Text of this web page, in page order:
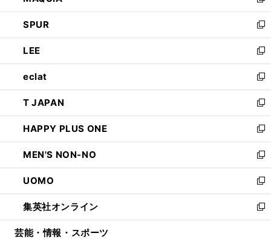
ウ
で
開
く
ン
ド
ウ
で
開
く
ウ
ィ
ン
ド
ウ
で
開
く
し
い
ウ
ィ
ン
ド
ウ
で
開
く
SPUR
新
し
い
ウ
ィ
ン
ド
ウ
で
開
く
LEE
新
し
い
ウ
ィ
ン
ド
ウ
で
開
く
eclat
新
し
い
ウ
ィ
ン
ド
ウ
で
開
く
T JAPAN
新
し
い
ウ
ィ
ン
ド
ウ
で
開
HAPPY PLUS ONE
新
し
い
ウ
ィ
ン
ド
ウ
MEN'S NON-NO
新
し
い
ウ
ィ
ン
UOMO
新
し
い
ウ
集英社オンライン
新
し
芸能・情報・スポーツ